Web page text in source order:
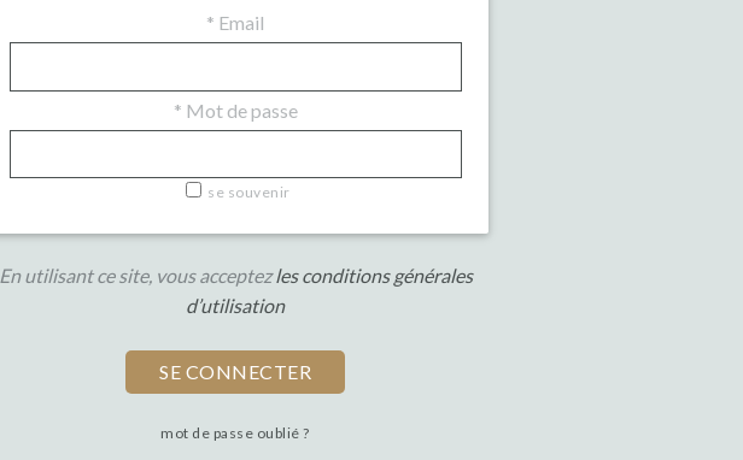
* Email
* Mot de passe
se souvenir
En utilisant ce site, vous acceptezles conditions générales
d’utilisation
mot de passe oublié ?